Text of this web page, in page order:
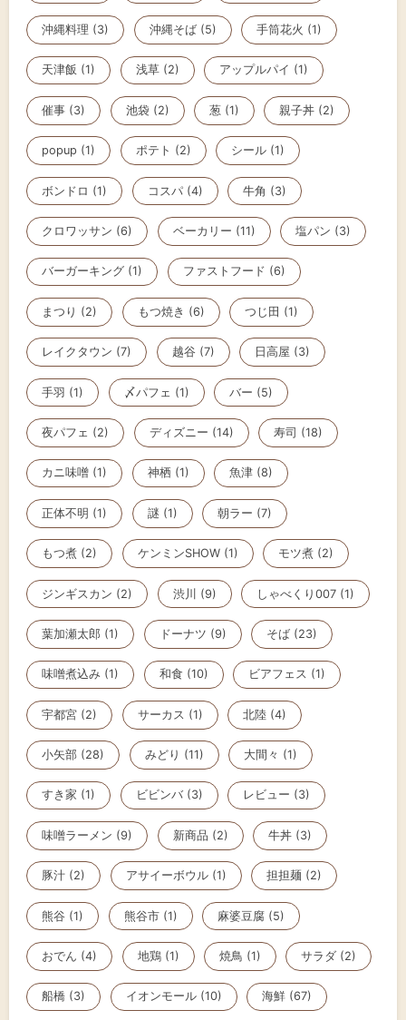
沖縄料理 (3) 沖縄そば (5) 手筒花火 (1)
天津飯 (1) 浅草 (2) アップルパイ (1)
催事 (3) 池袋 (2) 葱 (1) 親子丼 (2)
popup (1) ポテト (2) シール (1)
ボンドロ (1) コスパ (4) 牛角 (3)
クロワッサン (6) ベーカリー (11) 塩パン (3)
バーガーキング (1) ファストフード (6)
まつり (2) もつ焼き (6) つじ田 (1)
レイクタウン (7) 越谷 (7) 日高屋 (3)
手羽 (1) 〆パフェ (1) バー (5)
夜パフェ (2) ディズニー (14) 寿司 (18)
カニ味噌 (1) 神栖 (1) 魚津 (8)
正体不明 (1) 謎 (1) 朝ラー (7)
もつ煮 (2) ケンミンSHOW (1) モツ煮 (2)
ジンギスカン (2) 渋川 (9) しゃべくり007 (1)
葉加瀬太郎 (1) ドーナツ (9) そば (23)
味噌煮込み (1) 和食 (10) ビアフェス (1)
宇都宮 (2) サーカス (1) 北陸 (4)
小矢部 (28) みどり (11) 大間々 (1)
すき家 (1) ビビンバ (3) レビュー (3)
味噌ラーメン (9) 新商品 (2) 牛丼 (3)
豚汁 (2) アサイーボウル (1) 担担麺 (2)
熊谷 (1) 熊谷市 (1) 麻婆豆腐 (5)
おでん (4) 地鶏 (1) 焼鳥 (1) サラダ (2)
船橋 (3) イオンモール (10) 海鮮 (67)